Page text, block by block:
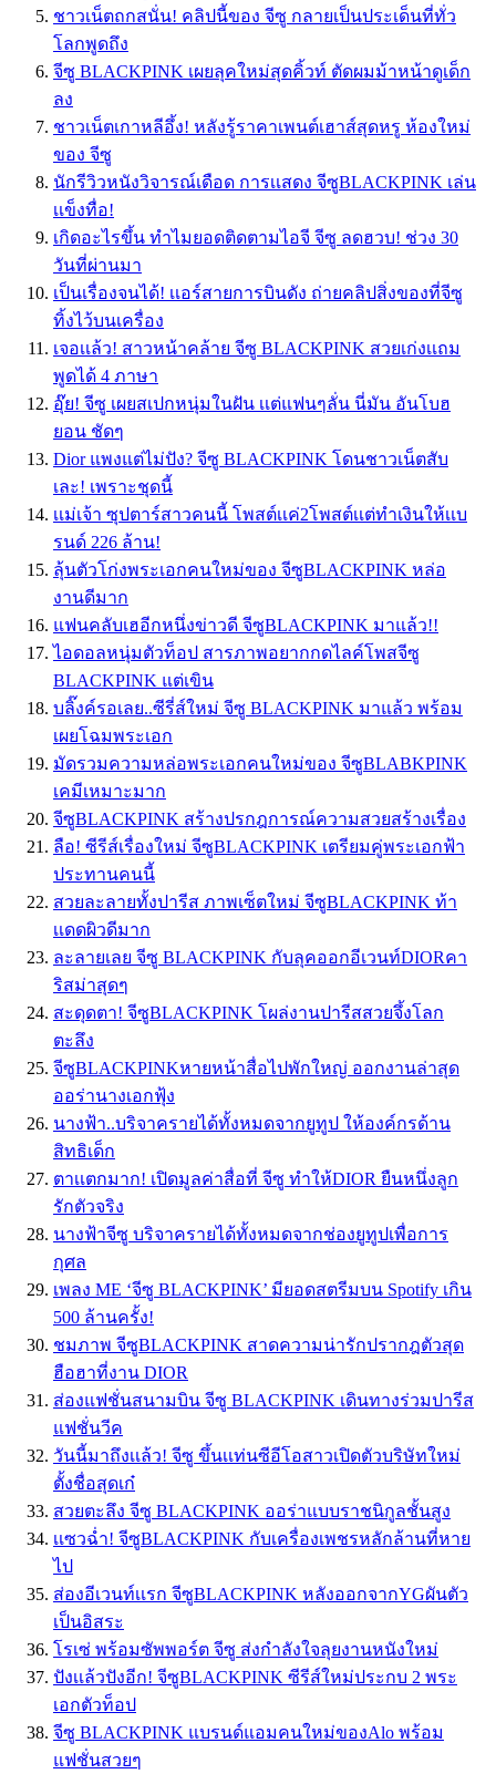
ชาวเน็ตถกสนั่น! คลิปนี้ของ จีซู กลายเป็นประเด็นที่ทั่ว
โลกพูดถึง
จีซู BLACKPINK เผยลุคใหม่สุดคิ้วท์ ตัดผมม้าหน้าดูเด็ก
ลง
ชาวเน็ตเกาหลีอึ้ง! หลังรู้ราคาเพนต์เฮาส์สุดหรู ห้องใหม่
ของ จีซู
นักรีวิวหนังวิจารณ์เดือด การเเสดง จีซูBLACKPINK เล่น
เเข็งทื่อ!
เกิดอะไรขึ้น ทำไมยอดติดตามไอจี จีซู ลดฮวบ! ช่วง 30
วันที่ผ่านมา
เป็นเรื่องจนได้! เเอร์สายการบินดัง ถ่ายคลิปสิ่งของที่จีซู
ทิ้งไว้บนเครื่อง
เจอเเล้ว! สาวหน้าคล้าย จีซู BLACKPINK สวยเก่งเเถม
พูดได้ 4 ภาษา
อุ๊ย! จีซู เผยสเปกหนุ่มในฝัน เเต่แฟนๆลั่น นี่มัน อันโบฮ
ยอน ชัดๆ
Dior แพงแต่ไม่ปัง? จีซู BLACKPINK โดนชาวเน็ตสับ
เละ! เพราะชุดนี้
เเม่เจ้า ซุปตาร์สาวคนนี้ โพสต์เเค่2โพสต์เเต่ทำเงินให้เเบ
รนด์ 226 ล้าน!
ลุ้นตัวโก่งพระเอกคนใหม่ของ จีซูBLACKPINK หล่อ
งานดีมาก
แฟนคลับเฮอีกหนึ่งข่าวดี จีซูBLACKPINK มาแล้ว!!
ไอดอลหนุ่มตัวท็อป สารภาพอยากกดไลค์โพสจีซู
BLACKPINK แต่เขิน
บลิ๊งค์รอเลย..ซีรี่ส์ใหม่ จีซู BLACKPINK มาแล้ว พร้อม
เผยโฉมพระเอก
มัดรวมความหล่อพระเอกคนใหม่ของ จีซูBLABKPINK
เคมีเหมาะมาก
จีซูBLACKPINK สร้างปรกฎการณ์ความสวยสร้างเรื่อง
ลือ! ซีรีส์เรื่องใหม่ จีซูBLACKPINK เตรียมคู่พระเอกฟ้า
ประทานคนนี้
สวยละลายทั้งปารีส ภาพเซ็ตใหม่ จีซูBLACKPINK ท้า
เเดดผิวดีมาก
ละลายเลย จีซู BLACKPINK กับลุคออกอีเวนท์DIORคา
ริสม่าสุดๆ
สะดุดตา! จีซูBLACKPINK โผล่งานปารีสสวยจึ้งโลก
ตะลึง
จีซูBLACKPINKหายหน้าสื่อไปพักใหญ่ ออกงานล่าสุด
ออร่านางเอกฟุ้ง
นางฟ้า..บริจาครายได้ทั้งหมดจากยูทูป ให้องค์กรด้าน
สิทธิเด็ก
ตาเเตกมาก! เปิดมูลค่าสื่อที่ จีซู ทำให้DIOR ยืนหนึ่งลูก
รักตัวจริง
นางฟ้าจีซู บริจาครายได้ทั้งหมดจากช่องยูทูปเพื่อการ
กุศล
เพลง ME ‘จีซู BLACKPINK’ มียอดสตรีมบน Spotify เกิน
500 ล้านครั้ง!
ชมภาพ จีซูBLACKPINK สาดความน่ารักปรากฎตัวสุด
ฮือฮาที่งาน DIOR
ส่องแฟชั่นสนามบิน จีซู BLACKPINK เดินทางร่วมปารีส
แฟชั่นวีค
วันนี้มาถึงเเล้ว! จีซู ขึ้นเเท่นซีอีโอสาวเปิดตัวบริษัทใหม่
ตั้งชื่อสุดเก๋
สวยตะลึง จีซู BLACKPINK ออร่าแบบราชนิกูลชั้นสูง
เเซวฉ่ำ! จีซูBLACKPINK กับเครื่องเพชรหลักล้านที่หาย
ไป
ส่องอีเวนท์เเรก จีซูBLACKPINK หลังออกจากYGผันตัว
เป็นอิสระ
โรเซ่ พร้อมซัพพอร์ต จีซู ส่งกำลังใจลุยงานหนังใหม่
ปังเเล้วปังอีก! จีซูBLACKPINK ซีรีส์ใหม่ประกบ 2 พระ
เอกตัวท็อป
จีซู BLACKPINK แบรนด์แอมคนใหม่ของAlo พร้อม
แฟชั่นสวยๆ